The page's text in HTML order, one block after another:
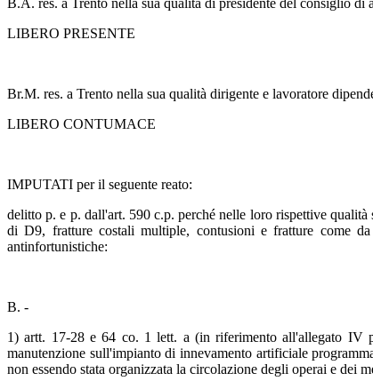
LIBERO PRESENTE
Br.M. res. a Trento nella sua qualità dirigente e lavoratore
LIBERO CONTUMACE
IMPUTATI per il seguente reato:
delitto p. e p. dall'art. 590 c.p. perché nelle loro rispettive
di D9, fratture costali multiple, contusioni e fratture come
antinfortunistiche:
B. -
1) artt. 17-28 e 64 co. 1 lett. a (in riferimento all'allegato IV
manutenzione sull'impianto di innevamento artificiale
non essendo stata organizzata la circolazione degli operai e dei